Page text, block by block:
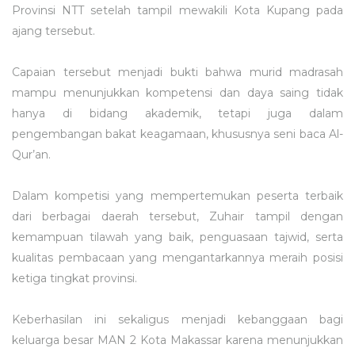
Provinsi NTT setelah tampil mewakili Kota Kupang pada
ajang tersebut.
Capaian tersebut menjadi bukti bahwa murid madrasah
mampu menunjukkan kompetensi dan daya saing tidak
hanya di bidang akademik, tetapi juga dalam
pengembangan bakat keagamaan, khususnya seni baca Al-
Qur’an.
Dalam kompetisi yang mempertemukan peserta terbaik
dari berbagai daerah tersebut, Zuhair tampil dengan
kemampuan tilawah yang baik, penguasaan tajwid, serta
kualitas pembacaan yang mengantarkannya meraih posisi
ketiga tingkat provinsi.
Keberhasilan ini sekaligus menjadi kebanggaan bagi
keluarga besar MAN 2 Kota Makassar karena menunjukkan